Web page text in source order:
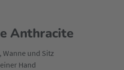
Anthracite
Wanne und Sitz
Hand